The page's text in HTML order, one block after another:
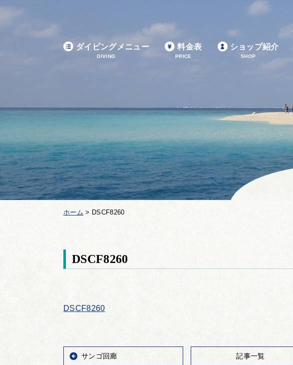
ダイビングメニュー
DIVING
料金表
PRICE
ショップ紹介
SHOP
ホーム > DSCF8260
DSCF8260
DSCF8260
サンゴ回廊 記事一覧